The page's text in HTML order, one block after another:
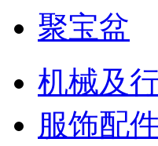
聚宝盆
机械及
服饰配